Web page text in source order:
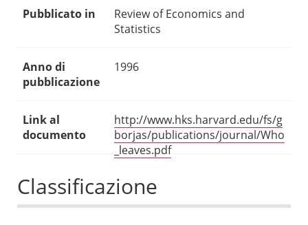
Pubblicato in
Review of Economics and
Statistics
Anno di
pubblicazione
1996
Link al
documento
http://www.hks.harvard.edu/fs/g
borjas/publications/journal/Who
_leaves.pdf
Classificazione